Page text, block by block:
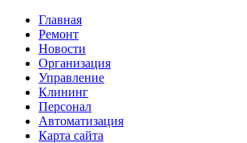
Главная
Ремонт
Новости
Организация
Управление
Клининг
Персонал
Автоматизация
Карта сайта